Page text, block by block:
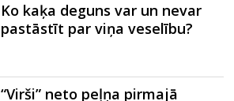
Ko kaķa deguns var un nevar
pastāstīt par viņa veselību?
“Virši” neto peļņa pirmajā